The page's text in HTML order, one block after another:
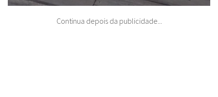
Continua depois da publicidade...